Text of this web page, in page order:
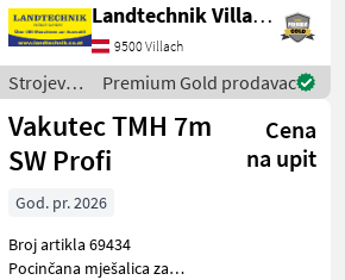
vučni aplikator s cipelama
(radna širina 7, 5 m),
hidraulički sklopiva,
električne kon
Landtechnik Villach GmbH
9500 Villach
Strojevi
za
đubrenje,
gnojenje i
navodnjavanje
/ Joskin
Premium Gold prodavac
Vakutec TMH 7m
SW Profi
Cena
na upit
God. pr. 2026
Broj artikla 69434
Pocinčana mješalica za